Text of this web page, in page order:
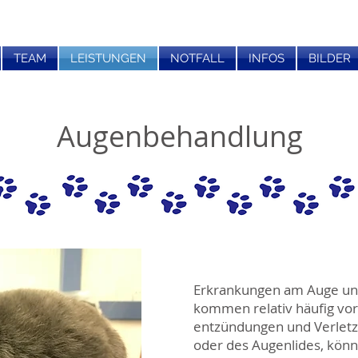
TEAM LEISTUNGEN NOTFALL INFOS BILDER
Augenbehandlung
Erkrankungen am Auge
kommen relativ häufig
entzündungen und
oder des Augenlides,